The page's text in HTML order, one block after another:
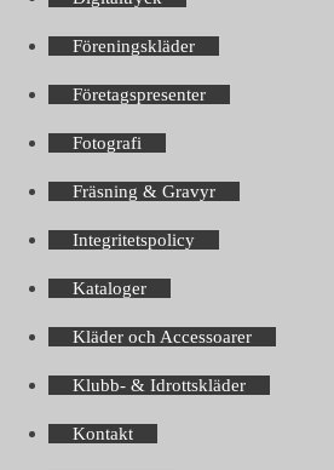
Föreningskläder
Företagspresenter
Fotografi
Fräsning & Gravyr
Integritetspolicy
Kataloger
Kläder och Accessoarer
Klubb- & Idrottskläder
Kontakt